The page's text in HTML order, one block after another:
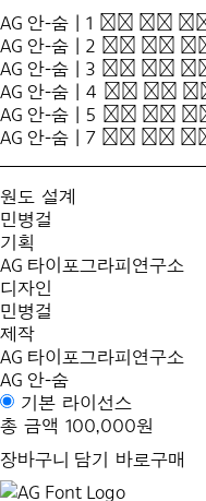
AG 안-숨 | 1 모진 바람 5
AG 안-숨 | 2 모진 바람 5
AG 안-숨 | 3 모진 바람 5
AG 안-숨 | 4 모진 바람 5
AG 안-숨 | 5 모진 바람 5
AG 안-숨 | 7 모진 바람 5
원도 설계
민병걸
기획
AG 타이포그라피연구소
디자인
민병걸
제작
AG 타이포그라피연구소
AG 안-숨
기본 라이선스
총 금액 100,000원
장바구니 담기 바로구매